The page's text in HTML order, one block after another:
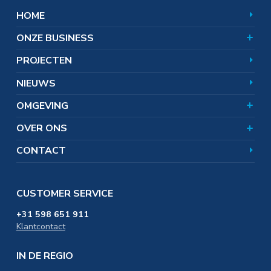
HOOFDNAVIGATIE
HOME
ONZE BUSINESS
Markten en toepassingen
Vuurvast
Producten
Magnesiumhydroxide
PROJECTEN
NIEUWS
OMGEVING
Uitgelichte onderwerpen
Wat doet Nedmag?
Hoe werkt zoutwinning?
Zoutwinning en bodemdaling
In de omgeving
Omgevingsnieuws
Veelgestelde vragen
SAMEN. omgevingsfonds
OVER ONS
Onze overtuiging
World of Magnesium
Aandeelhouders
Team
Corporate responsibility
Certificaten
Distributie & Logistiek
Werken bij
Educatie & Onderwijs
CONTACT
CUSTOMER SERVICE
+31 598 651 911
Klantcontact
IN DE REGIO